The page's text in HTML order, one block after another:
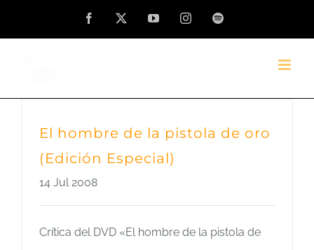
al
Facebook YouTubeInstagramSpotify
El hombre de la pistola de oro
(Edición Especial)
14 Jul 2008
Crítica del DVD «El hombre de la pistola de